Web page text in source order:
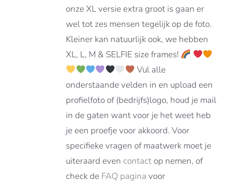
onze XL versie extra groot is gaan er
wel tot zes mensen tegelijk op de foto.
Kleiner kan natuurlijk ook, we hebben
XL, L, M & SELFIE size frames!
Vul alle
onderstaande velden in en upload een
profielfoto of (bedrijfs)logo, houd je mail
in de gaten want voor je het weet heb
je een proefje voor akkoord. Voor
specifieke vragen of maatwerk moet je
uiteraard even contactop nemen, of
check de FAQ pagina voor